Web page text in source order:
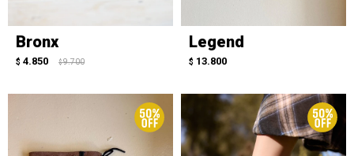
Bronx
$ 4.850 $ 9.700
Legend
$ 13.800